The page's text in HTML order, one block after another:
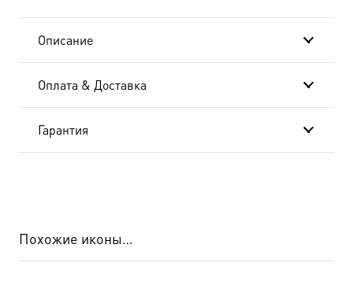
Описание
Оплата & Доставка
Гарантия
Похожие иконы…